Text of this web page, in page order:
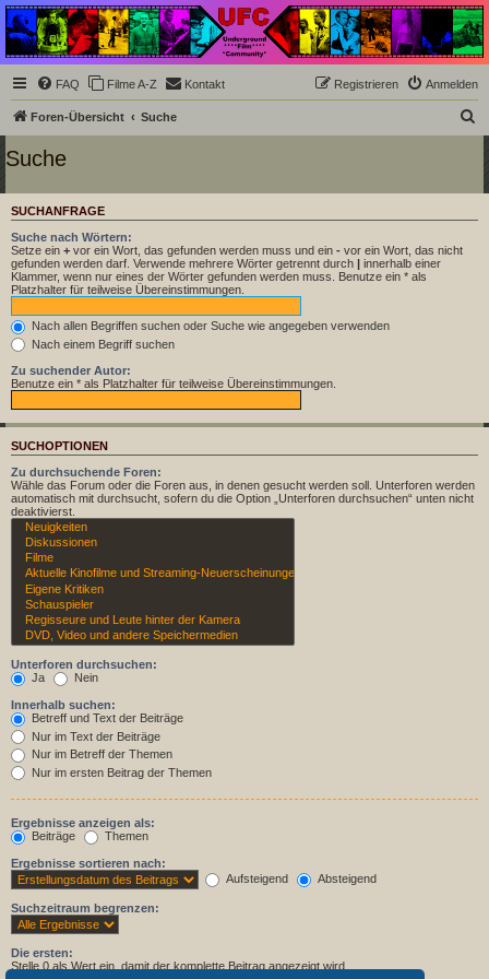
Underground Film
Community
Die Underground Film Community ist ein deutschsprachiges Filmforum und ein Paradies
für Cineasten und Filmsüchtige jenseits des Mainstreams.
FAQ Filme A-Z Kontakt Anmelden
Registrieren
Foren-Übersicht Suche
h
e
Suche
SUCHANFRAGE
Suche nach Wörtern:
Setze ein + vor ein Wort, das gefunden werden muss und ein - vor ein Wort, das nicht
gefunden werden darf. Verwende mehrere Wörter getrennt durch | innerhalb einer
Klammer, wenn nur eines der Wörter gefunden werden muss. Benutze ein * als
Platzhalter für teilweise Übereinstimmungen.
Nach allen Begriffen suchen oder Suche wie angegeben verwenden
Nach einem Begriff suchen
Zu suchender Autor:
Benutze ein * als Platzhalter für teilweise Übereinstimmungen.
SUCHOPTIONEN
Zu durchsuchende Foren:
Wähle das Forum oder die Foren aus, in denen gesucht werden soll. Unterforen werden
automatisch mit durchsucht, sofern du die Option „Unterforen durchsuchen“ unten nicht
deaktivierst.
Unterforen durchsuchen:
Ja
Nein
Innerhalb suchen:
Betreff und Text der Beiträge
Nur im Text der Beiträge
Nur im Betreff der Themen
Nur im ersten Beitrag der Themen
Ergebnisse anzeigen als:
Beiträge
Themen
Ergebnisse sortieren nach:
Aufsteigend
Absteigend
Suchzeitraum begrenzen:
Die ersten:
Stelle 0 als Wert ein, damit der komplette Beitrag angezeigt wird.